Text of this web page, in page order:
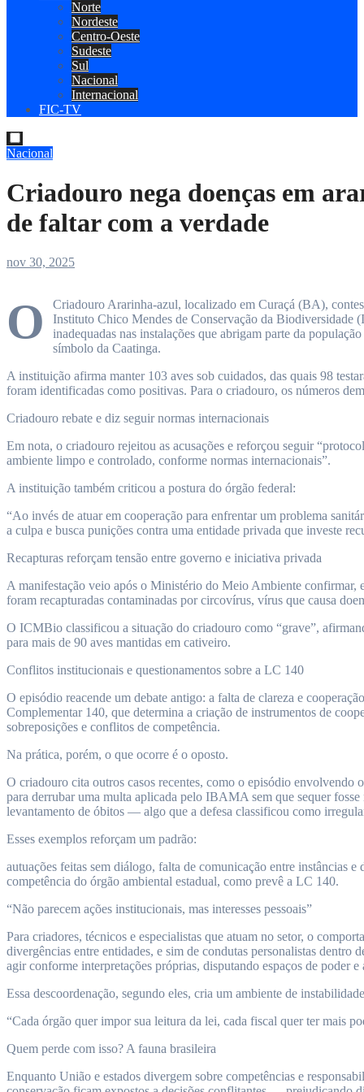
Norte
Nordeste
Centro-Oeste
Sudeste
Sul
Nacional
Internacional
FIC-TV
Nacional
Criadouro nega doenças em
de faltar com a verdade
nov 30, 2025
O
Criadouro Ararinha-azul, localizado em Curaçá (BA),
Instituto Chico Mendes de Conservação da Biodiversidade
inadequadas nas instalações que abrigam parte da
símbolo da Caatinga.
A instituição afirma manter 103 aves sob cuidados, das quais 98
foram identificadas como positivas. Para o criadouro, os números
Criadouro rebate e diz seguir normas internacionais
Em nota, o criadouro rejeitou as acusações e reforçou seguir
ambiente limpo e controlado, conforme normas internacionais”.
A instituição também criticou a postura do órgão federal:
“Ao invés de atuar em cooperação para enfrentar um problema
a culpa e busca punições contra uma entidade privada que investe
Recapturas reforçam tensão entre governo e iniciativa privada
A manifestação veio após o Ministério do Meio Ambiente confirmar,
foram recapturadas contaminadas por circovírus, vírus que causa
O ICMBio classificou a situação do criadouro como “grave”,
para mais de 90 aves mantidas em cativeiro.
Conflitos institucionais e questionamentos sobre a LC 140
O episódio reacende um debate antigo: a falta de clareza e
Complementar 140, que determina a criação de instrumentos de
sobreposições e conflitos de competência.
Na prática, porém, o que ocorre é o oposto.
O criadouro cita outros casos recentes, como o episódio
para derrubar uma multa aplicada pelo IBAMA sem que sequer fosse
levantamento de óbitos — algo que a defesa classificou como
Esses exemplos reforçam um padrão:
autuações feitas sem diálogo, falta de comunicação entre instâncias
competência do órgão ambiental estadual, como prevê a LC 140.
“Não parecem ações institucionais, mas interesses pessoais”
Para criadores, técnicos e especialistas que atuam no setor, o
divergências entre entidades, e sim de condutas personalistas dentro
agir conforme interpretações próprias, disputando espaços de poder e
Essa descoordenação, segundo eles, cria um ambiente de
“Cada órgão quer impor sua leitura da lei, cada fiscal quer ter mais
Quem perde com isso? A fauna brasileira
Enquanto União e estados divergem sobre competências e